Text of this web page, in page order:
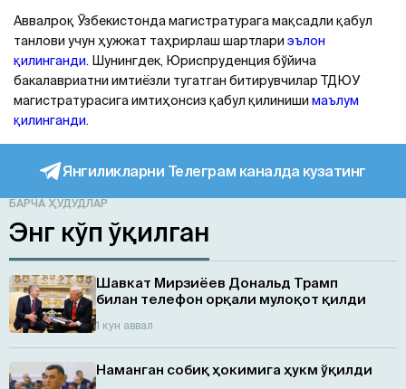
Аввалроқ Ўзбекистонда магистратурага мақсадли қабул
танлови учун ҳужжат таҳрирлаш шартлари эълон
қилинганди. Шунингдек, Юриспруденция бўйича
бакалавриатни имтиёзли тугатган битирувчилар ТДЮУ
магистратурасига имтиҳонсиз қабул қилиниши маълум
қилинганди.
Янгиликларни Телеграм каналда кузатинг
БАРЧА ҲУДУДЛАР
Энг кўп ўқилган
Шавкат Мирзиёев Дональд Трамп
билан телефон орқали мулоқот қилди
1 кун аввал
Наманган собиқ ҳокимига ҳукм ўқилди